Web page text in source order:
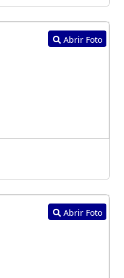
Abrir Foto
Abrir Foto